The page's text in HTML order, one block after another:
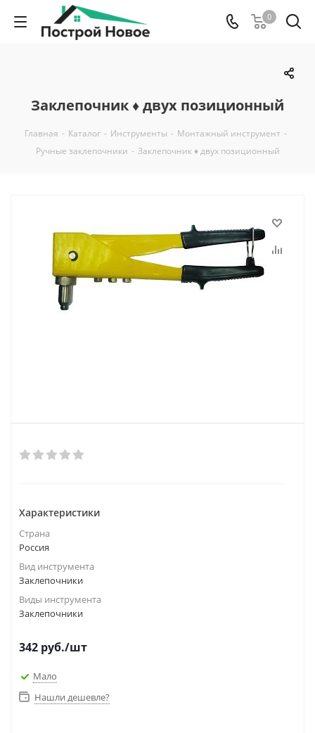
0
Заклепочник ♦ двух позиционный
Главная - Каталог - Инструменты - Монтажный инструмент -
Ручные заклепочники - Заклепочник ♦ двух позиционный
Характеристики
Страна
Россия
Вид инструмента
Заклепочники
Виды инструмента
Заклепочники
342 руб./шт
Мало
Нашли дешевле?